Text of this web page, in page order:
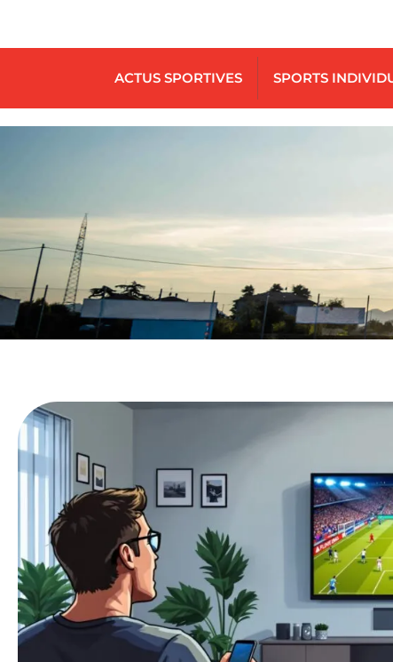
ACTUS SPORTIVES SPORTS